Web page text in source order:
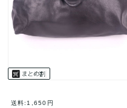
送料:1,650円